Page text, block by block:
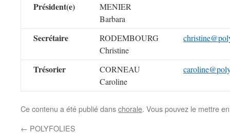
Président(e)
MENIER
Barbara
Secrétaire
RODEMBOURG
Christine
Trésorier
CORNEAU
Caroline
Ce contenu a été publié danschorale. Vous pouvez le mettre
← POLYFOLIES